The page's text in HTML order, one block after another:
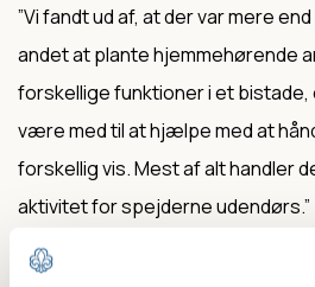
”Vi fandt ud af, at der var mere
andet at plante hjemmehørende
forskellige funktioner i et bistade,
være med til at hjælpe med at
forskellig vis. Mest af alt handler
aktivitet for spejderne udendørs.”
Stine og André kunne begge